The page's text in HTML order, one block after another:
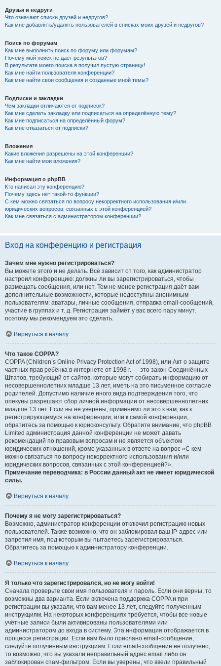
Друзья и недруги
Что означают списки друзей и недругов?
Как мне добавлять/удалять пользователей в списках моих друзей и недругов?
Поиск по форумам
Как мне выполнить поиск по форуму или форумам?
Почему мой поиск не даёт результатов?
В результате моего поиска я получил пустую страницу!
Как мне найти пользователя конференции?
Как мне найти свои сообщения и созданные мной темы?
Подписки и закладки
Чем закладки отличаются от подписок?
Как мне сделать закладку или подписаться на определённую тему?
Как мне подписаться на определённый форум?
Как мне отказаться от подписки?
Вложения
Какие вложения разрешены на этой конференции?
Как мне найти мои вложения?
Информация о phpBB
Кто написал эту конференцию?
Почему здесь нет такой-то функции?
С кем можно связаться по вопросу некорректного использования и/или
юридических вопросов, связанных с этой конференцией?
Как мне связаться с администратором конференции?
Вход на конференцию и регистрация
Зачем мне нужно регистрироваться?
Вы можете этого и не делать. Всё зависит от того, как администратор
настроил конференцию: должны ли вы зарегистрироваться, чтобы
размещать сообщения, или нет. Тем не менее регистрация даёт вам
дополнительные возможности, которые недоступны анонимным
пользователям: аватары, личные сообщения, отправка email-сообщений,
участие в группах и т. д. Регистрация займёт у вас всего пару минут,
поэтому мы рекомендуем это сделать.
Вернуться к началу
Что такое COPPA?
COPPA (Children’s Online Privacy Protection Act of 1998), или Акт о защите
частных прав ребёнка в интернете от 1998 г. — это закон Соединённых
Штатов, требующий от сайтов, которые могут собирать информацию от
несовершеннолетних младше 13 лет, иметь на это письменное согласие
родителей. Допустимо наличие иного вида подтверждения того, что
опекуны разрешают сбор личной информации от несовершеннолетних
младше 13 лет. Если вы не уверены, применимо ли это к вам, как к
регистрирующемуся на конференции, или к самой конференции,
обратитесь за помощью к юрисконсульту. Обратите внимание, что phpBB
Limited администрация данной конференции не может давать
рекомендаций по правовым вопросам и не является объектом
юридических отношений, кроме указанных в ответе на вопрос «С кем
можно связаться по вопросу некорректного использования и/или
юридических вопросов, связанных с этой конференцией?».
Примечание переводчика: в России данный акт не имеет юридической
силы..
Вернуться к началу
Почему я не могу зарегистрироваться?
Возможно, администратор конференции отключил регистрацию новых
пользователей. Также возможно, что он заблокировал ваш IP-адрес или
запретил имя, под которым вы пытаетесь зарегистрироваться.
Обратитесь за помощью к администратору конференции.
Вернуться к началу
Я только что зарегистрировался, но не могу войти!
Сначала проверьте свои имя пользователя и пароль. Если они верны, то
возможны два варианта. Если включена поддержка COPPA и при
регистрации вы указали, что вам менее 13 лет, следуйте полученным
инструкциям. На некоторых конференциях требуется, чтобы все новые
учётные записи были активированы пользователями или
администратором до входа в систему. Эта информация отображается в
процессе регистрации. Если вам было прислано email-сообщение,
следуйте полученным инструкциям. Если email-сообщение не получено,
то возможно, что вы указали неправильный адрес email либо он
заблокирован спам-фильтром. Если вы уверены, что ввели правильный